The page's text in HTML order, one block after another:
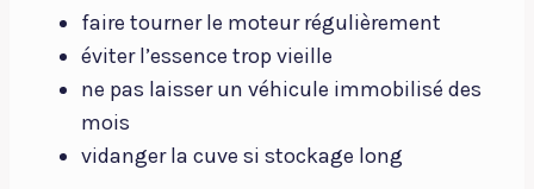
faire tourner le moteur régulièrement
éviter l’essence trop vieille
ne pas laisser un véhicule immobilisé des
mois
vidanger la cuve si stockage long